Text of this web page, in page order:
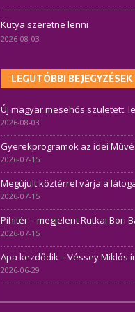
Kutya szeretne lenni
2026-08-03
LEGUTÓBBI BEJEGYZÉSEK
Új magyar mesehős született:
2026-08-03
Gyerekprogramok az idei
2026-07-15
Megújult köztérrel várja a
2026-07-15
Pihitér – megjelent Rutkai Bori
2026-07-15
Apa kezdődik – Véssey Miklós
2026-06-29